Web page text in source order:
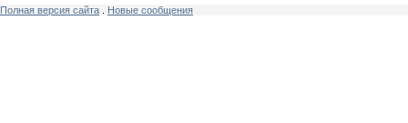
Полная версия сайта Новые сообщения